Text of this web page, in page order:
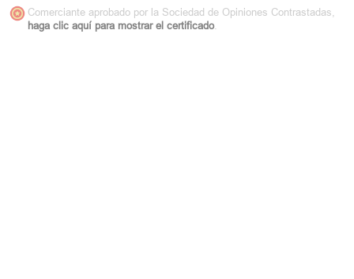
Comerciante aprobado por la Sociedad de Opiniones Contrastadas,
haga clic aquí para mostrar el certificado.